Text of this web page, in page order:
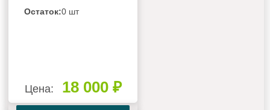
Остаток:0 шт
Цена: 18 000 ₽